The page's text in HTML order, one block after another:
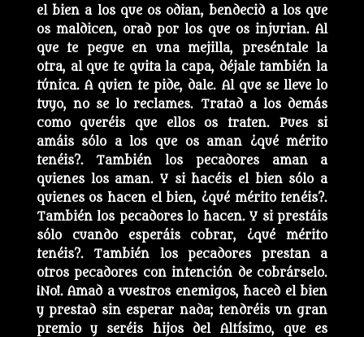
el bien a los que os odian, bendecid a los que
os maldicen, orad por los que os injurian. Al
que te pegue en una mejilla, preséntale la
otra, al que te quita la capa, déjale también la
túnica. A quien te pide, dale. Al que se lleve lo
tuyo, no se lo reclames. Tratad a los demás
como queréis que ellos os traten. Pues si
amáis sólo a los que os aman ¿qué mérito
tenéis?. También los pecadores aman a
quienes los aman. Y si hacéis el bien sólo a
quienes os hacen el bien, ¿qué mérito tenéis?.
También los pecadores lo hacen. Y si prestáis
sólo cuando esperáis cobrar, ¿qué mérito
tenéis?. También los pecadores prestan a
otros pecadores con intención de cobrárselo.
¡No!. Amad a vuestros enemigos, haced el bien
y prestad sin esperar nada; tendréis un gran
premio y seréis hijos del Altísimo, que es